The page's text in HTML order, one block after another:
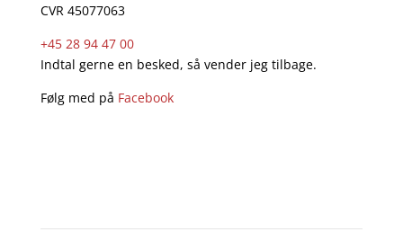
CVR 45077063
+45 28 94 47 00
Indtal gerne en besked, så vender jeg tilbage.
Følg med på Facebook